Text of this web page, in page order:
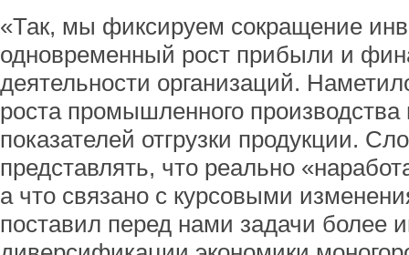
«Так, мы фиксируем сокращение
одновременный рост прибыли и
деятельности организаций.
роста промышленного
показателей отгрузки продукции.
представлять, что реально
а что связано с курсовыми
поставил перед нами задачи более